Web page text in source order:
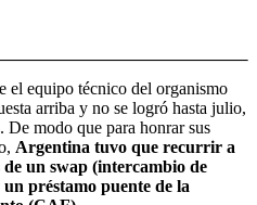
el equipo técnico del organismo
arriba y no se logró hasta julio,
De modo que para honrar sus
Argentina tuvo que recurrir a
un swap (intercambio de
préstamo puente de la